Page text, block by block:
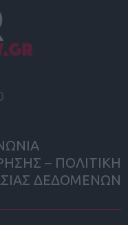
– ΠΟΛΙΤΙΚΗ
ΔΕΔΟΜΕΝΩΝ